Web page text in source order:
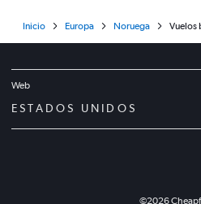
Inicio Europa Noruega Vuelos
Web
ESTADOS UNIDOS
©2026